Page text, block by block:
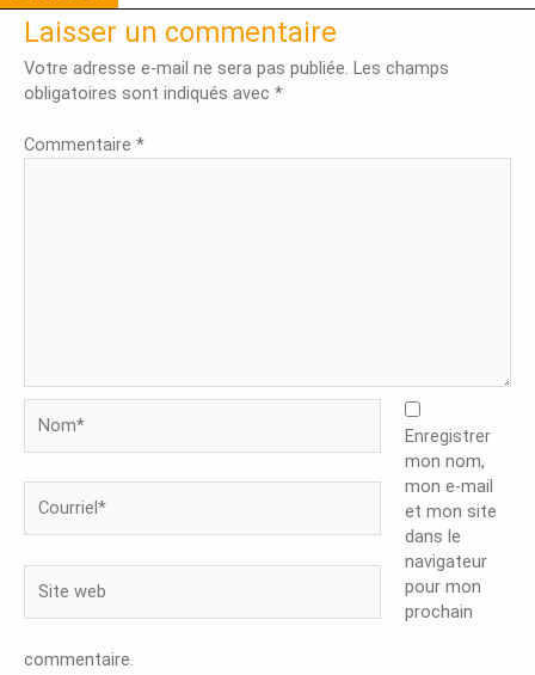
Laisser un commentaire
Votre adresse e-mail ne sera pas publiée. Les champs
obligatoires sont indiqués avec *
Commentaire *
web
Enregistrer
mon nom,
mon e-mail
et mon site
dans le
navigateur
pour mon
prochain
commentaire.